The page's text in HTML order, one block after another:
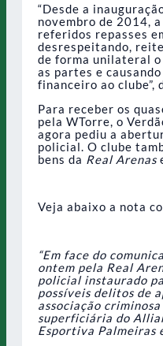
“Desde a
novembro de 2014,
referidos repasses
desrespeitando,
de forma unilateral
as partes e
financeiro ao clube”,
Para receber os
pela WTorre, o
agora pediu a
policial. O clube
bens da Real Arenas
Veja abaixo a nota
“Em face do
ontem pela Real
policial instaurado
possíveis delitos de
associação
superficiária do
Esportiva Palmeiras